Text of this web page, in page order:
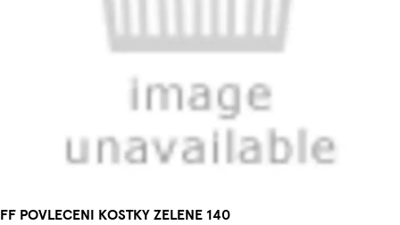
FF POVLECENI KOSTKY ZELENE 140